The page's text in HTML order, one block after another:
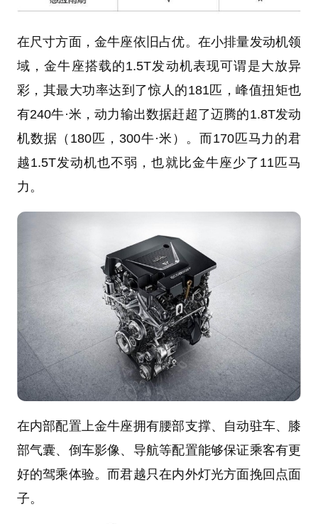
在尺寸方面，金牛座依旧占优。在小排量发动机领
域，金牛座搭载的1.5T发动机表现可谓是大放异
彩，其最大功率达到了惊人的181匹 ，峰值扭矩也
有240牛·米，动力输出数据赶超了迈腾的1.8T发动
机数据 （180匹，300牛·米）。而170匹马力的君
越1.5T发动机也不弱，也就比金牛座少了11匹马
力。
在内部配置上金牛座拥有腰部支撑、自动驻车、膝
部气囊、倒车影像、导航等配置能够保证乘客有更
好的驾乘体验。而君越只在内外灯光方面挽回点面
子。